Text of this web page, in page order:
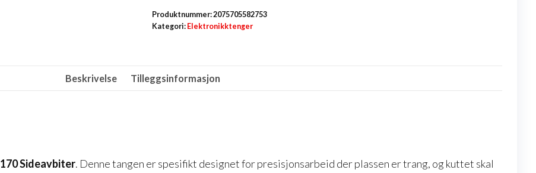
Plankutter
antall
Produktnummer:2075705582753
Kategori: Elektronikktenger
Beskrivelse Tilleggsinformasjon
170 Sideavbiter. Denne tangen er spesifikt designet for presisjonsarbeid der plassen er trang, og kuttet skal